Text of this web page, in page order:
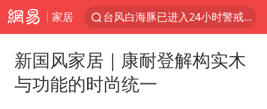
家居
台风白海豚已进入24小时警戒线
上海：台风白海豚或将带来龙卷风
新国风家居｜康耐登解构实木
与功能的时尚统一